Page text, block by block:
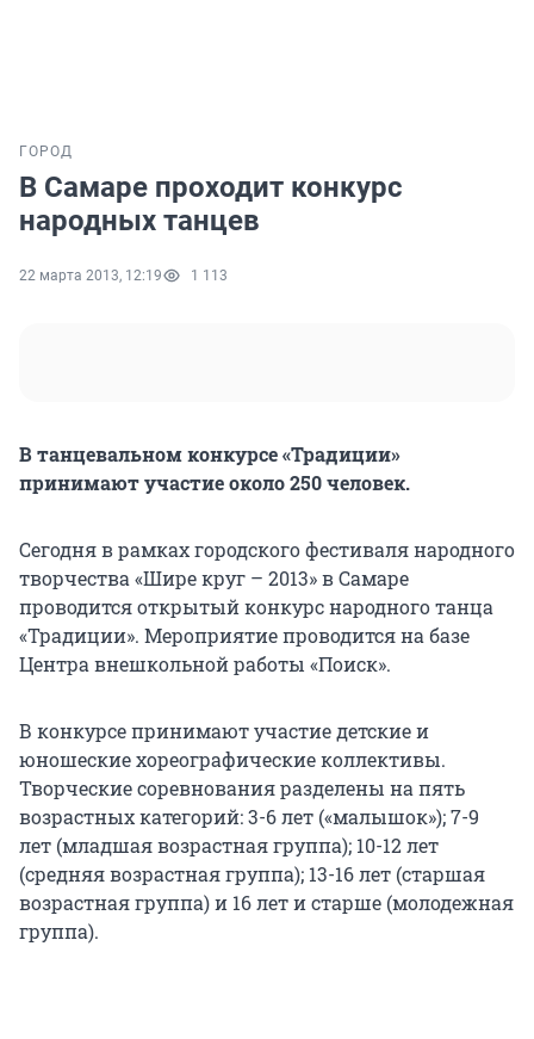
ГОРОД
В Самаре проходит конкурс
народных танцев
22 марта 2013, 12:19 1 113
В танцевальном конкурсе «Традиции»
принимают участие около 250 человек.
Сегодня в рамках городского фестиваля народного
творчества «Шире круг – 2013» в Самаре
проводится открытый конкурс народного танца
«Традиции». Мероприятие проводится на базе
Центра внешкольной работы «Поиск».
В конкурсе принимают участие детские и
юношеские хореографические коллективы.
Творческие соревнования разделены на пять
возрастных категорий: 3-6 лет («малышок»); 7-9
лет (младшая возрастная группа); 10-12 лет
(средняя возрастная группа); 13-16 лет (старшая
возрастная группа) и 16 лет и старше (молодежная
группа).